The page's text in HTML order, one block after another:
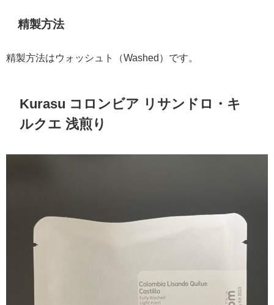
精製方法
精製方法はウォッシュト（Washed）です。
Kurasu コロンビア リサンドロ・キ
ルクエ 浅煎り